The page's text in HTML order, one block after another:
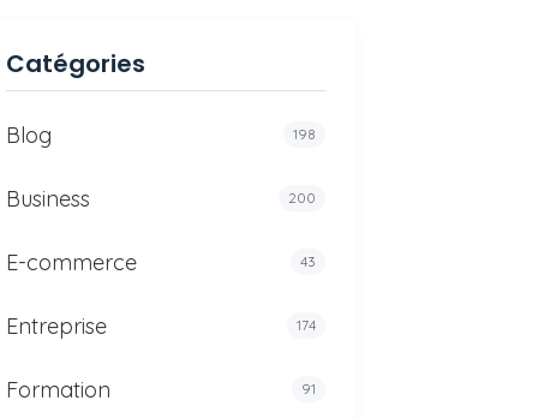
Catégories
Blog 198
Business 200
E-commerce 43
Entreprise 174
Formation 91